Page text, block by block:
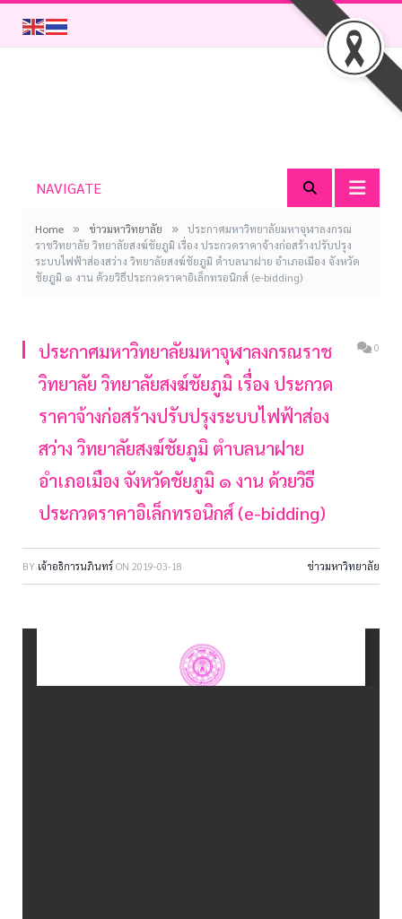
NAVIGATE
Home » ข่าวมหาวิทยาลัย »
ประกาศมหาวิทยาลัยมหาจุฬาลงกรณ
ราชวิทยาลัย วิทยาลัยสงฆ์ชัยภูมิ เรื่อง ประกวดราคาจ้างก่อสร้างปรับปรุง
ระบบไฟฟ้าส่องสว่าง วิทยาลัยสงฆ์ชัยภูมิ ตำบลนาฝาย อำเภอเมือง จังหวัด
ชัยภูมิ ๑ งาน ด้วยวิธีประกวดราคาอิเล็กทรอนิกส์ (e-bidding)
ประกาศมหาวิทยาลัยมหาจุฬาลงกรณราช
วิทยาลัย วิทยาลัยสงฆ์ชัยภูมิ เรื่อง ประกวด
ราคาจ้างก่อสร้างปรับปรุงระบบไฟฟ้าส่อง
สว่าง วิทยาลัยสงฆ์ชัยภูมิ ตำบลนาฝาย
อำเภอเมือง จังหวัดชัยภูมิ ๑ งาน ด้วยวิธี
ประกวดราคาอิเล็กทรอนิกส์ (e-bidding)
0
BY เจ้าอธิการนภินทร์ ON 2019-03-18 ข่าวมหาวิทยาลัย